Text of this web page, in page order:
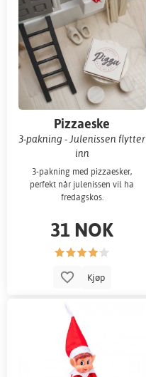
Pizzaeske
3-pakning - Julenissen flytter
inn
3-pakning med pizzaesker,
perfekt når julenissen vil ha
fredagskos.
31 NOK
Kjøp